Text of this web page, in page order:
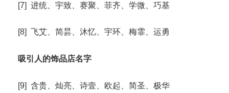
[7] 进统、宇致、赛聚、菲齐、学微、巧基
[8] 飞艾、简昙、沐忆、宇环、梅霏、运勇
吸引人的饰品店名字
[9] 含贵、灿亮、诗壹、欧起、简圣、极华